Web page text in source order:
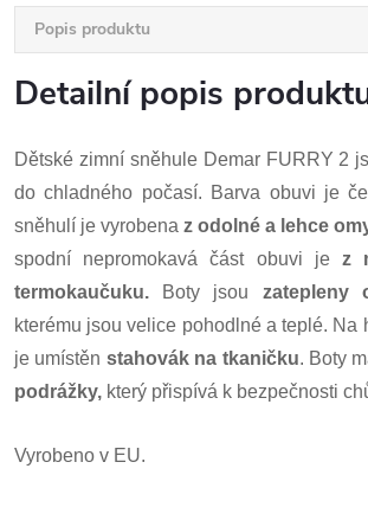
Popis produktu
Detailní popis
Dětské zimní sněhule Demar FURRY 2
do chladného počasí. Barva obuvi je
sněhulí je vyrobena z odolné a lehce
spodní nepromokavá část obuvi je z
termokaučuku. Boty jsou zatepleny
kterému jsou velice pohodlné a teplé. Na
je umístěn stahovák na tkaničku. Boty
podrážky, který přispívá k bezpečnosti
Vyrobeno v EU.